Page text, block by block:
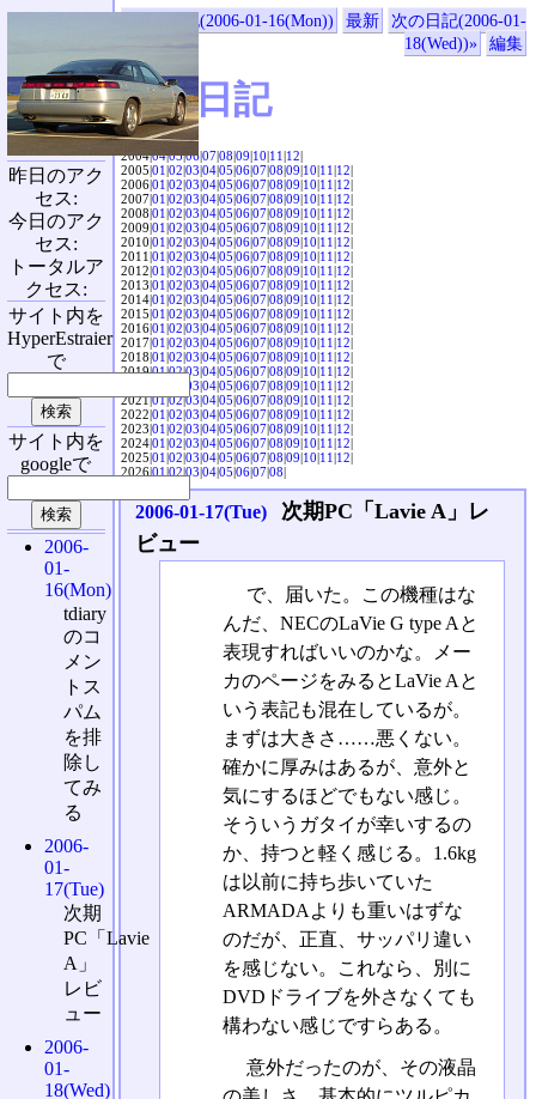
«前の日記(2006-01-16(Mon)) 最新
次の日記(2006-01-
18(Wed))»
編集
SVX日記
2004|04|05|06|07|08|09|10|11|12|
2005|01|02|03|04|05|06|07|08|09|10|11|12|
2006|01|02|03|04|05|06|07|08|09|10|11|12|
2007|01|02|03|04|05|06|07|08|09|10|11|12|
2008|01|02|03|04|05|06|07|08|09|10|11|12|
2009|01|02|03|04|05|06|07|08|09|10|11|12|
2010|01|02|03|04|05|06|07|08|09|10|11|12|
2011|01|02|03|04|05|06|07|08|09|10|11|12|
2012|01|02|03|04|05|06|07|08|09|10|11|12|
2013|01|02|03|04|05|06|07|08|09|10|11|12|
2014|01|02|03|04|05|06|07|08|09|10|11|12|
2015|01|02|03|04|05|06|07|08|09|10|11|12|
2016|01|02|03|04|05|06|07|08|09|10|11|12|
2017|01|02|03|04|05|06|07|08|09|10|11|12|
2018|01|02|03|04|05|06|07|08|09|10|11|12|
2019|01|02|03|04|05|06|07|08|09|10|11|12|
03|04|05|06|07|08|09|10|11|12|
2021|01|02|03|04|05|06|07|08|09|10|11|12|
2022|01|02|03|04|05|06|07|08|09|10|11|12|
2023|01|02|03|04|05|06|07|08|09|10|11|12|
2024|01|02|03|04|05|06|07|08|09|10|11|12|
2025|01|02|03|04|05|06|07|08|09|10|11|12|
2026|01|02|03|04|05|06|07|08|
2006-01-17(Tue)
次期PC「Lavie A」レ
ビュー
で、届いた。この機種はな
んだ、NECのLaVie G type Aと
表現すればいいのかな。メー
カのページをみるとLaVie Aと
いう表記も混在しているが。
まずは大きさ……悪くない。
確かに厚みはあるが、意外と
気にするほどでもない感じ。
そういうガタイが幸いするの
か、持つと軽く感じる。1.6kg
は以前に持ち歩いていた
ARMADAよりも重いはずな
のだが、正直、サッパリ違い
を感じない。これなら、別に
DVDドライブを外さなくても
構わない感じですらある。
意外だったのが、その液晶
昨日のアク
セス:
今日のアク
セス:
トータルア
クセス:
サイト内を
HyperEstraier
で
サイト内を
googleで
2006-
01-
16(Mon)
tdiary
のコ
メン
トス
パム
を排
除し
てみ
る
2006-
01-
17(Tue)
次期
PC「Lavie
A」
レビ
ュー
2006-
01-
18(Wed)